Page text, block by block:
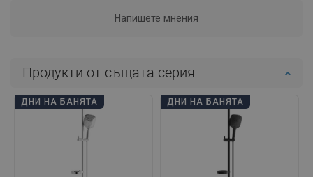
Напишете мнения
Продукти от същата серия
ДНИ НА БАНЯТА ДНИ НА БАНЯТА